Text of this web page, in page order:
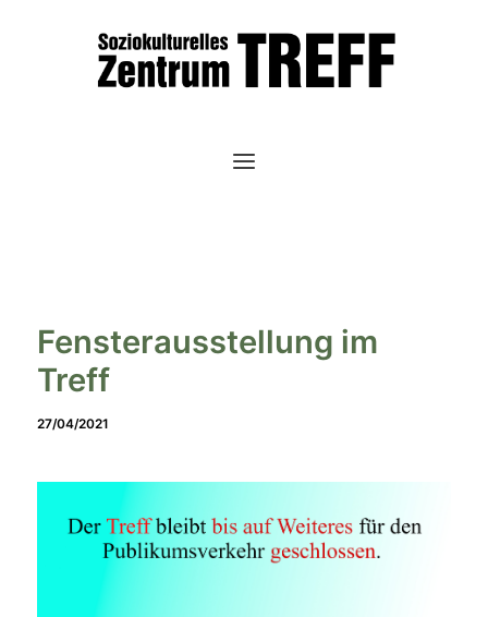
Fensterausstellung im
Treff
27/04/2021